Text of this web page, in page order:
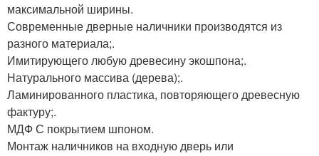
максимальной ширины.
Современные дверные наличники производятся из
разного материала;.
Имитирующего любую древесину экошпона;.
Натурального массива (дерева);.
Ламинированного пластика, повторяющего древесную
фактуру;.
МДФ С покрытием шпоном.
Монтаж наличников на входную дверь или